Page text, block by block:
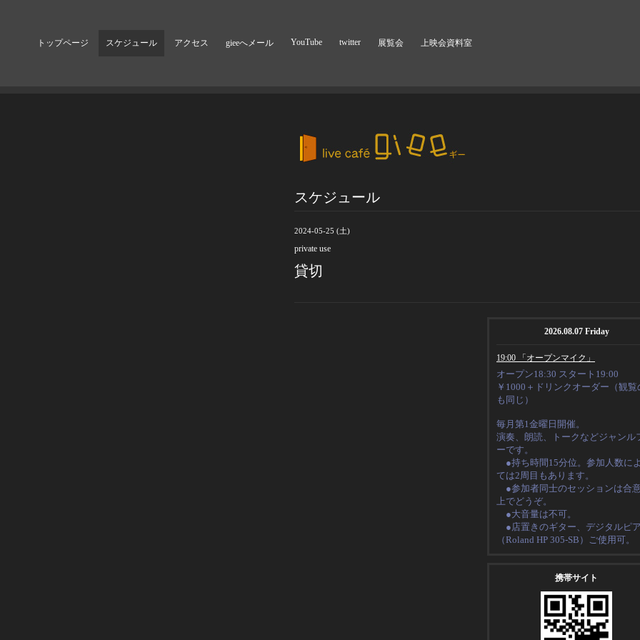
トップページ スケジュール アクセス gieeへメール YouTube twitter 展覧会 上映会資料室
スケジュール
2024-05-25 (土)
private use
貸切
2026.08.07 Friday
19:00 「オープンマイク」
オープン18:30 スタート19:00
￥1000＋ドリンクオーダー（観覧
も同じ）
毎月第1金曜日開催。
演奏、朗読、トークなどジャンル
ーです。
●持ち時間15分位。 参加人数に
ては2周目もあります。
●参加者同士のセッションは合
上でどうぞ。
●大音量は不可。
●店置きのギター、デジタルピ
（Roland HP 305-SB ）ご使用可。
携帯サイト